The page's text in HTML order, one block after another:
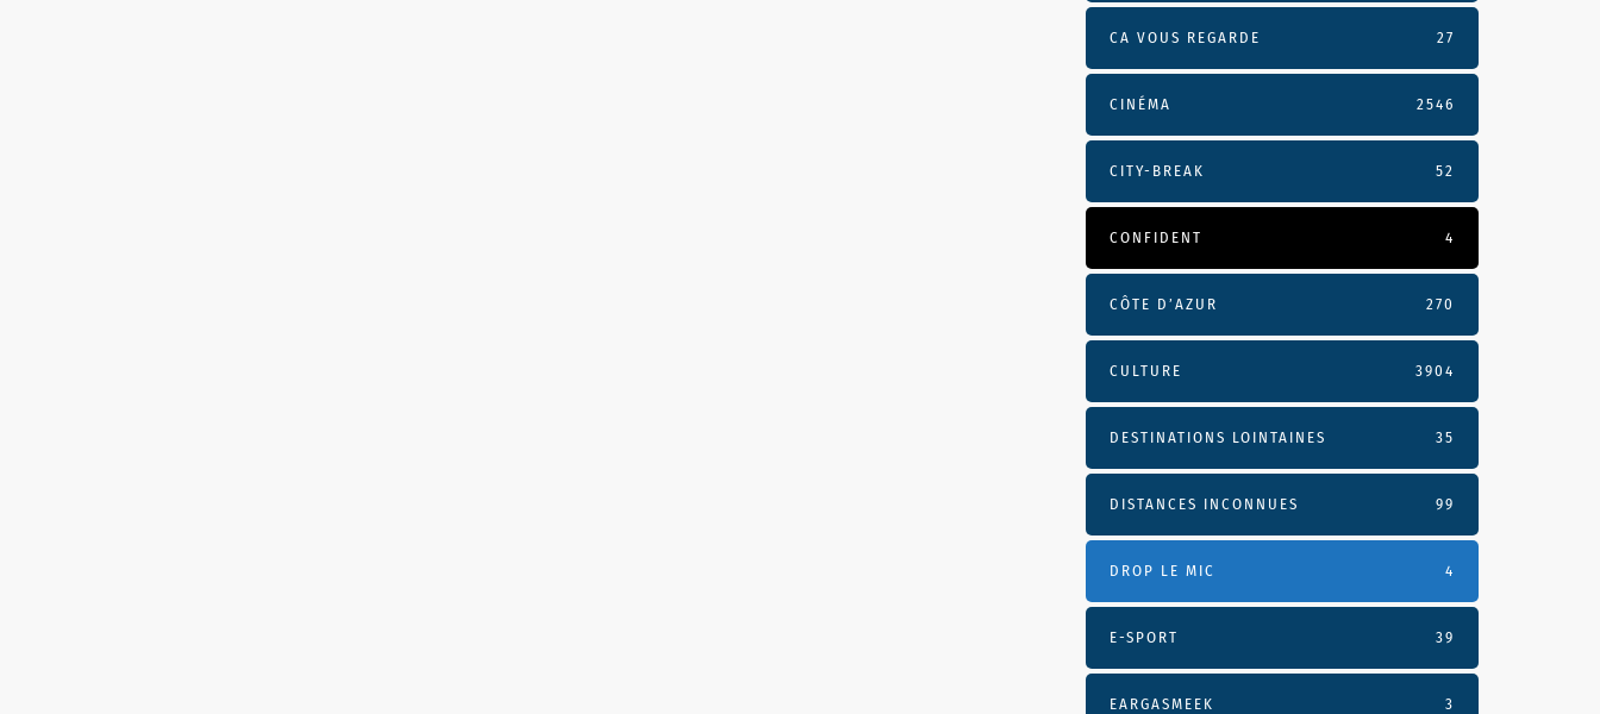
CA VOUS REGARDE 27
CINÉMA 2546
CITY-BREAK 52
CONFIDENT 4
CÔTE D’AZUR 270
CULTURE 3904
DESTINATIONS LOINTAINES 35
DISTANCES INCONNUES 99
DROP LE MIC 4
E-SPORT 39
EARGASMEEK 3